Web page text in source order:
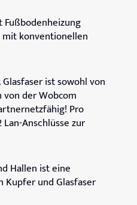
Fußbodenheizung
mit konventionellen
ist sowohl von
von der Wobcom
Pro
Anschlüsse zur
Hallen ist eine
Kupfer und Glasfaser